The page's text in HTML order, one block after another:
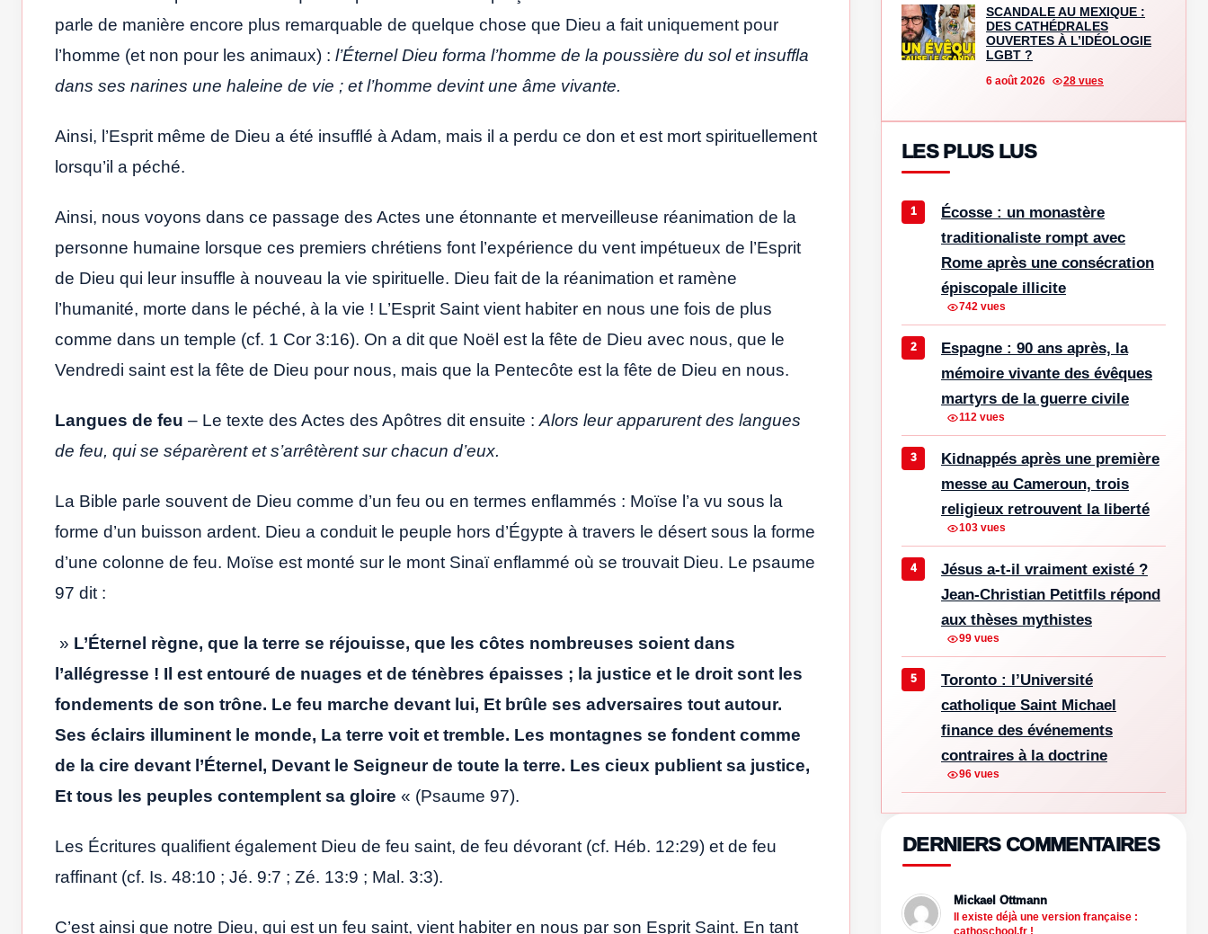
parle de manière encore plus remarquable de quelque chose que Dieu a fait uniquement pour
l’homme (et non pour les animaux) : l’Éternel Dieu forma l’homme de la poussière du sol et insuffla
dans ses narines une haleine de vie ; et l’homme devint une âme vivante.
Ainsi, l’Esprit même de Dieu a été insufflé à Adam, mais il a perdu ce don et est mort spirituellement
lorsqu’il a péché.
Ainsi, nous voyons dans ce passage des Actes une étonnante et merveilleuse réanimation de la
personne humaine lorsque ces premiers chrétiens font l’expérience du vent impétueux de l’Esprit
de Dieu qui leur insuffle à nouveau la vie spirituelle. Dieu fait de la réanimation et ramène
l’humanité, morte dans le péché, à la vie ! L’Esprit Saint vient habiter en nous une fois de plus
comme dans un temple (cf. 1 Cor 3:16). On a dit que Noël est la fête de Dieu avec nous, que le
Vendredi saint est la fête de Dieu pour nous, mais que la Pentecôte est la fête de Dieu en nous.
Langues de feu – Le texte des Actes des Apôtres dit ensuite :Alors leur apparurent des langues
de feu, qui se séparèrent et s’arrêtèrent sur chacun d’eux.
La Bible parle souvent de Dieu comme d’un feu ou en termes enflammés : Moïse l’a vu sous la
forme d’un buisson ardent. Dieu a conduit le peuple hors d’Égypte à travers le désert sous la forme
d’une colonne de feu. Moïse est monté sur le mont Sinaï enflammé où se trouvait Dieu. Le psaume
97 dit :
» L’Éternel règne, que la terre se réjouisse, que les côtes nombreuses soient dans
l’allégresse ! Il est entouré de nuages et de ténèbres épaisses ; la justice et le droit sont les
fondements de son trône. Le feu marche devant lui, Et brûle ses adversaires tout autour.
Ses éclairs illuminent le monde, La terre voit et tremble. Les montagnes se fondent comme
de la cire devant l’Éternel, Devant le Seigneur de toute la terre. Les cieux publient sa justice,
Et tous les peuples contemplent sa gloire « (Psaume 97).
Les Écritures qualifient également Dieu de feu saint, de feu dévorant (cf. Héb. 12:29) et de feu
raffinant (cf. Is. 48:10 ; Jé. 9:7 ; Zé. 13:9 ; Mal. 3:3).
C’est ainsi que notre Dieu, qui est un feu saint, vient habiter en nous par son Esprit Saint. En tant
SCANDALE AU MEXIQUE :
DES CATHÉDRALES
OUVERTES À L’IDÉOLOGIE
LGBT ?
6 août 2026 28 vues
LES PLUS LUS
Écosse : un monastère
traditionaliste rompt avec
Rome après une consécration
épiscopale illicite
742 vues
Espagne : 90 ans après, la
mémoire vivante des évêques
martyrs de la guerre civile
112 vues
Kidnappés après une première
messe au Cameroun, trois
religieux retrouvent la liberté
103 vues
Jésus a-t-il vraiment existé ?
Jean-Christian Petitfils répond
aux thèses mythistes
99 vues
Toronto : l’Université
catholique Saint Michael
finance des événements
contraires à la doctrine
96 vues
DERNIERS COMMENTAIRES
Mickael Ottmann
Il existe déjà une version française :
cathoschool.fr !